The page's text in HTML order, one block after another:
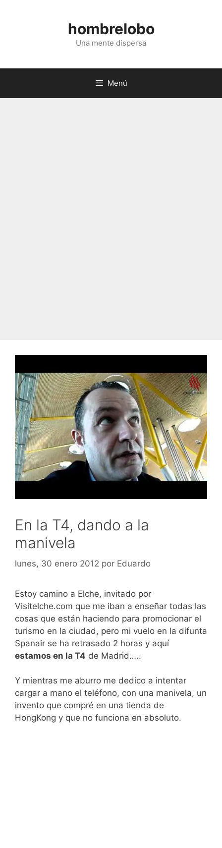
hombrelobo
Una mente dispersa
Menú
En la T4, dando a la
manivela
lunes, 30 enero 2012 por Eduardo
Estoy camino a Elche, invitado por
Visitelche.com que me iban a enseñar todas las
cosas que están haciendo para promocionar el
turismo en la ciudad, pero mi vuelo en la difunta
Spanair se ha retrasado 2 horas y aquí
estamos en la T4 de Madrid…..
Y mientras me aburro me dedico a intentar
cargar a mano el teléfono, con una manivela, un
invento que compré en una tienda de
HongKong y que no funciona en absoluto.